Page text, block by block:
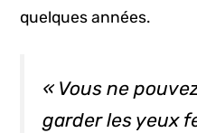
quelques années.
« Vous ne
garder les yeux